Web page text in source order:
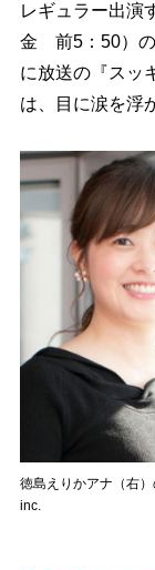
レギュラー出演
金 前5：50）の
に放送の『スッ
は、目に涙を浮
徳島えりかアナ（右
inc.